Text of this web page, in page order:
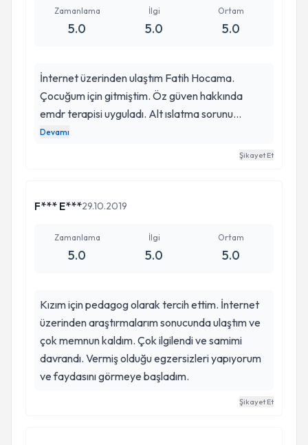
Zamanlama
5.0
İlgi
5.0
Ortam
5.0
İnternet üzerinden ulaştım Fatih Hocama.
Çocuğum için gitmiştim. Öz güven hakkında
emdr terapisi uyguladı. Alt ıslatma sorunu
ortadan kalktı. İlk başta ön yargılı olarak
gitmiştik. Ama süreçten çok memnun kaldık.
herkese tavsiye ediyorum.
Devamı
Şikayet Et
F*** E***29.10.2019
Zamanlama
5.0
İlgi
5.0
Ortam
5.0
Kızım için pedagog olarak tercih ettim. İnternet
üzerinden araştırmalarım sonucunda ulaştım ve
çok memnun kaldım. Çok ilgilendi ve samimi
davrandı. Vermiş olduğu egzersizleri yapıyorum
ve faydasını görmeye başladım.
Şikayet Et